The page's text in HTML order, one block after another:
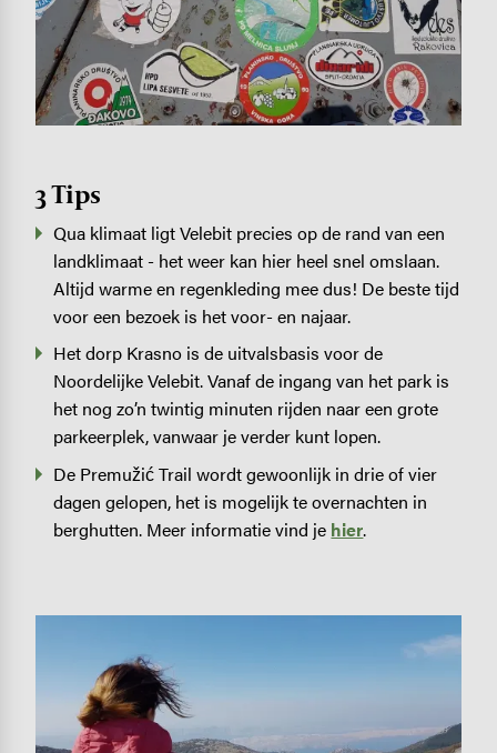
3 Tips
Qua klimaat ligt Velebit precies op de rand van een
landklimaat - het weer kan hier heel snel omslaan.
Altijd warme en regenkleding mee dus! De beste tijd
voor een bezoek is het voor- en najaar.
Het dorp Krasno is de uitvalsbasis voor de
Noordelijke Velebit. Vanaf de ingang van het park is
het nog zo’n twintig minuten rijden naar een grote
parkeerplek, vanwaar je verder kunt lopen.
De Premužić Trail wordt gewoonlijk in drie of vier
dagen gelopen, het is mogelijk te overnachten in
berghutten. Meer informatie vind je hier.